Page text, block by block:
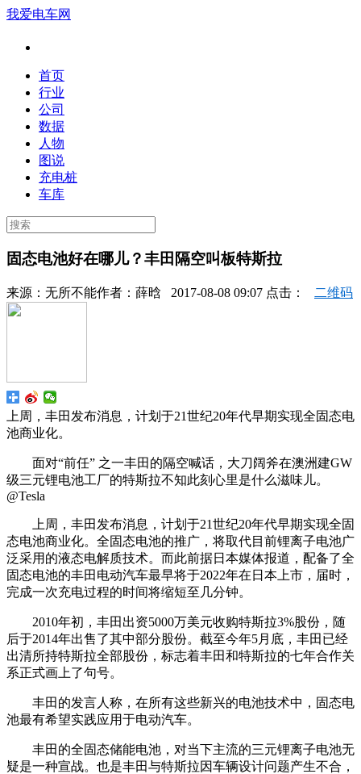
我爱电车网
首页
行业
公司
数据
人物
图说
充电桩
车库
固态电池好在哪儿？丰田隔空叫板特斯拉
来源： 无所不能作者： 薛晗 2017-08-08 09:07 点击： 二维码
上周，丰田发布消息，计划于21世纪20年代早期实现全固态电
池商业化。
面对“前任” 之一丰田的隔空喊话，大刀阔斧在澳洲建GW
级三元锂电池工厂的特斯拉不知此刻心里是什么滋味儿。
@Tesla
上周，丰田发布消息，计划于21世纪20年代早期实现全固
态电池商业化。全固态电池的推广，将取代目前锂离子电池广
泛采用的液态电解质技术。而此前据日本媒体报道，配备了全
固态电池的丰田电动汽车最早将于2022年在日本上市，届时，
完成一次充电过程的时间将缩短至几分钟。
2010年初，丰田出资5000万美元收购特斯拉3%股份，随
后于2014年出售了其中部分股份。截至今年5月底，丰田已经
出清所持特斯拉全部股份，标志着丰田和特斯拉的七年合作关
系正式画上了句号。
丰田的发言人称，在所有这些新兴的电池技术中，固态电
池最有希望实践应用于电动汽车。
丰田的全固态储能电池，对当下主流的三元锂离子电池无
疑是一种宣战。也是丰田与特斯拉因车辆设计问题产生不合，